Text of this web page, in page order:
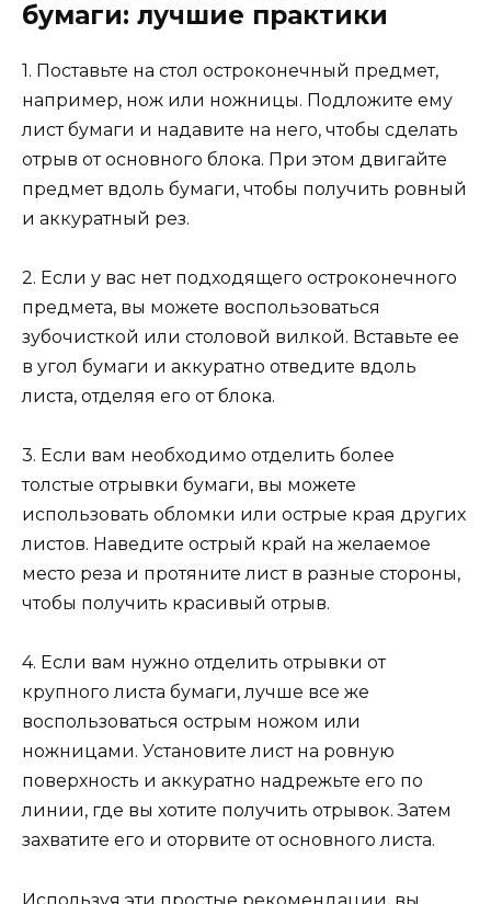
бумаги: лучшие практики
1. Поставьте на стол остроконечный предмет,
например, нож или ножницы. Подложите ему
лист бумаги и надавите на него, чтобы сделать
отрыв от основного блока. При этом двигайте
предмет вдоль бумаги, чтобы получить ровный
и аккуратный рез.
2. Если у вас нет подходящего остроконечного
предмета, вы можете воспользоваться
зубочисткой или столовой вилкой. Вставьте ее
в угол бумаги и аккуратно отведите вдоль
листа, отделяя его от блока.
3. Если вам необходимо отделить более
толстые отрывки бумаги, вы можете
использовать обломки или острые края других
листов. Наведите острый край на желаемое
место реза и протяните лист в разные стороны,
чтобы получить красивый отрыв.
4. Если вам нужно отделить отрывки от
крупного листа бумаги, лучше все же
воспользоваться острым ножом или
ножницами. Установите лист на ровную
поверхность и аккуратно надрежьте его по
линии, где вы хотите получить отрывок. Затем
захватите его и оторвите от основного листа.
Используя эти простые рекомендации, вы